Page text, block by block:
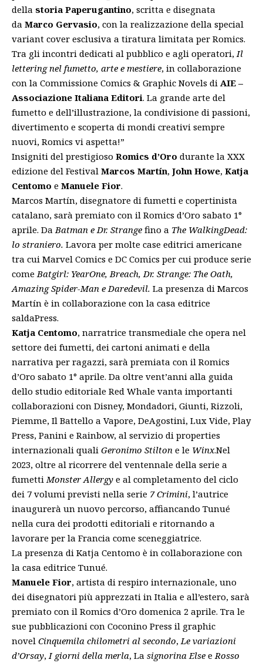
della storia Paperugantino, scritta e disegnata
da Marco Gervasio, con la realizzazione della special
variant cover esclusiva a tiratura limitata per Romics.
Tra gli incontri dedicati al pubblico e agli operatori,Il
lettering nel fumetto, arte e mestiere, in collaborazione
con la Commissione Comics & Graphic Novels di AIE –
Associazione Italiana Editori. La grande arte del
fumetto e dell’illustrazione, la condivisione di passioni,
divertimento e scoperta di mondi creativi sempre
nuovi, Romics vi aspetta!”
Insigniti del prestigioso Romics d’Oro durante la XXX
edizione del Festival Marcos Martín, John Howe, Katja
Centomo e Manuele Fior.
Marcos Martín, disegnatore di fumetti e copertinista
catalano, sarà premiato con il Romics d’Oro sabato 1°
aprile. DaBatman e Dr. Strange fino a The WalkingDead:
lo straniero. Lavora per molte case editrici americane
tra cui Marvel Comics e DC Comics per cui produce serie
comeBatgirl: YearOne, Breach, Dr. Strange: The Oath,
Amazing Spider-Man e Daredevil. La presenza di Marcos
Martín è in collaborazione con la casa editrice
saldaPress.
Katja Centomo, narratrice transmediale che opera nel
settore dei fumetti, dei cartoni animati e della
narrativa per ragazzi, sarà premiata con il Romics
d’Oro sabato 1° aprile. Da oltre vent’anni alla guida
dello studio editoriale Red Whale vanta importanti
collaborazioni con Disney, Mondadori, Giunti, Rizzoli,
Piemme, Il Battello a Vapore, DeAgostini, Lux Vide, Play
Press, Panini e Rainbow, al servizio di properties
internazionali quali Geronimo Stilton e le Winx.Nel
2023, oltre al ricorrere del ventennale della serie a
fumettiMonster Allergy e al completamento del ciclo
dei 7 volumi previsti nella serie 7 Crimini, l’autrice
inaugurerà un nuovo percorso, affiancando Tunué
nella cura dei prodotti editoriali e ritornando a
lavorare per la Francia come sceneggiatrice.
La presenza di Katja Centomo è in collaborazione con
la casa editrice Tunué.
Manuele Fior, artista di respiro internazionale, uno
dei disegnatori più apprezzati in Italia e all’estero, sarà
premiato con il Romics d’Oro domenica 2 aprile. Tra le
sue pubblicazioni con Coconino Press il graphic
novel Cinquemila chilometri al secondo,Le variazioni
d’Orsay,I giorni della merla, La signorina Else eRosso